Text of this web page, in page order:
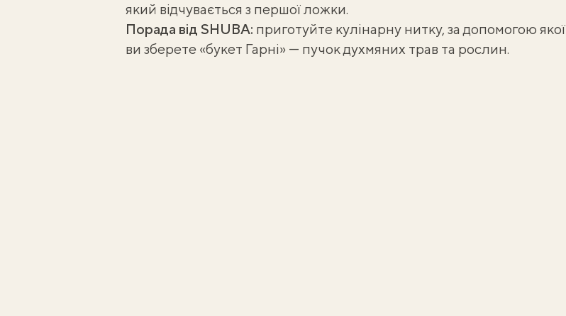
який відчувається з першої ложки.
Порада від SHUBA: приготуйте кулінарну нитку, за допомогою якої
ви зберете «букет Гарні» — пучок духмяних трав та рослин.